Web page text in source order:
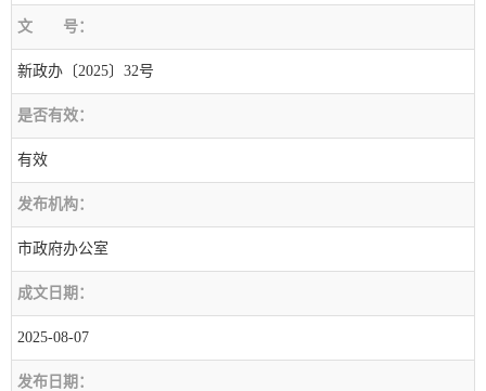
文 号：
新政办〔2025〕32号
是否有效：
有效
发布机构：
市政府办公室
成文日期：
2025-08-07
发布日期：